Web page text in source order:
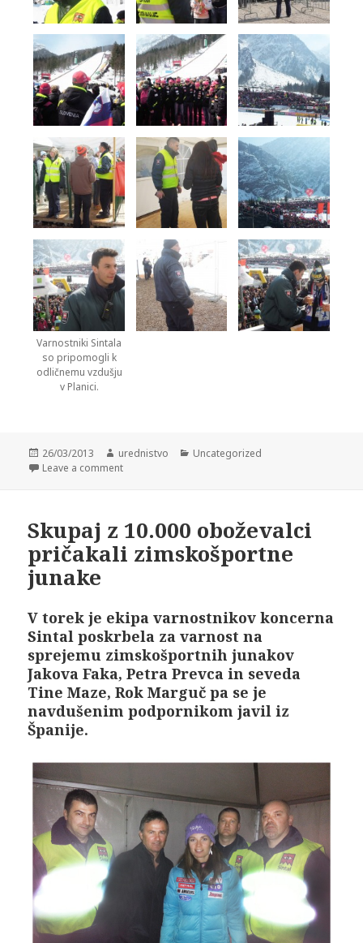
Varnostniki Sintala
so pripomogli k
odličnemu vzdušju
v Planici.
Posted
on
26/03/2013 Author
urednistvo Categories
Uncategorized
Leave a comment
Skupaj z 10.000 oboževalci
pričakali zimskošportne
junake
V torek je ekipa varnostnikov koncerna
Sintal poskrbela za varnost na
sprejemu zimskošportnih junakov
Jakova Faka, Petra Prevca in seveda
Tine Maze, Rok Marguč pa se je
navdušenim podpornikom javil iz
Španije.